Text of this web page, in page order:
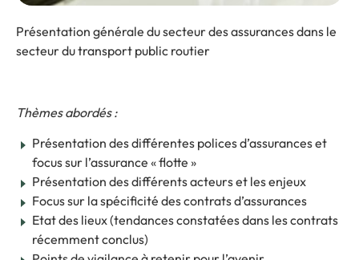
Présentation générale du secteur des assurances dans le
secteur du transport public routier
Thèmes abordés :
Présentation des différentes polices d’assurances et
focus sur l’assurance « flotte »
Présentation des différents acteurs et les enjeux
Focus sur la spécificité des contrats d’assurances
Etat des lieux (tendances constatées dans les contrats
récemment conclus)